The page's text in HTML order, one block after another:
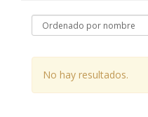
No hay resultados.